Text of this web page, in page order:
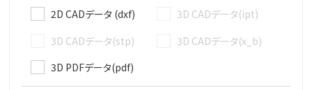
2D CADデータ (dxf)
3D CADデータ(ipt)
3D CADデータ(stp)
3D CADデータ(x_b)
3D PDFデータ(pdf)